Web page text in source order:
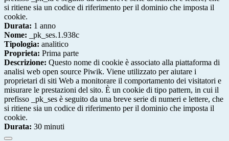
si ritiene sia un codice di riferimento per il dominio che imposta il
cookie.
Durata: 1 anno
Nome: _pk_ses.1.938c
Tipologia: analitico
Proprieta: Prima parte
Descrizione: Questo nome di cookie è associato alla piattaforma di
analisi web open source Piwik. Viene utilizzato per aiutare i
proprietari di siti Web a monitorare il comportamento dei visitatori e
misurare le prestazioni del sito. È un cookie di tipo pattern, in cui il
prefisso _pk_ses è seguito da una breve serie di numeri e lettere, che
si ritiene sia un codice di riferimento per il dominio che imposta il
cookie.
Durata: 30 minuti